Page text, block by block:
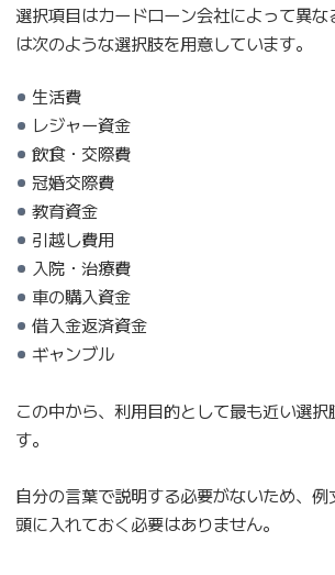
選択項目はカードローン会社によって異な
は次のような選択肢を用意しています。
生活費
レジャー資金
飲食・交際費
冠婚交際費
教育資金
引越し費用
入院・治療費
車の購入資金
借入金返済資金
ギャンブル
この中から、利用目的として最も近い選
す。
自分の言葉で説明する必要がないため、
頭に入れておく必要はありません。